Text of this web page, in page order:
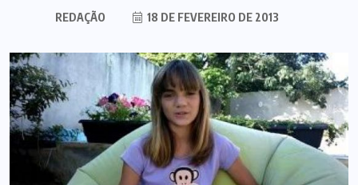
REDAÇÃO 18 DE FEVEREIRO DE 2013